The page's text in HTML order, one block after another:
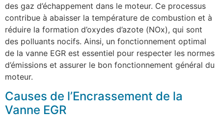
des gaz d’échappement dans le moteur. Ce processus
contribue à abaisser la température de combustion et à
réduire la formation d’oxydes d’azote (NOx), qui sont
des polluants nocifs. Ainsi, un fonctionnement optimal
de la vanne EGR est essentiel pour respecter les normes
d’émissions et assurer le bon fonctionnement général du
moteur.
Causes de l’Encrassement de la
Vanne EGR